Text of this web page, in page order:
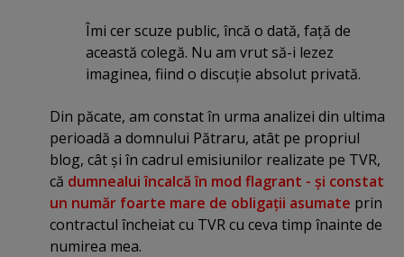
Îmi cer scuze public, încă o dată, faţă de
această colegă. Nu am vrut să-i lezez
imaginea, fiind o discuţie absolut privată.
Din păcate, am constat în urma analizei din ultima
perioadă a domnului Pătraru, atât pe propriul
blog, cât şi în cadrul emisiunilor realizate pe TVR,
că dumnealui încalcă în mod flagrant - şi constat
un număr foarte mare de obligaţii asumate prin
contractul încheiat cu TVR cu ceva timp înainte de
numirea mea.